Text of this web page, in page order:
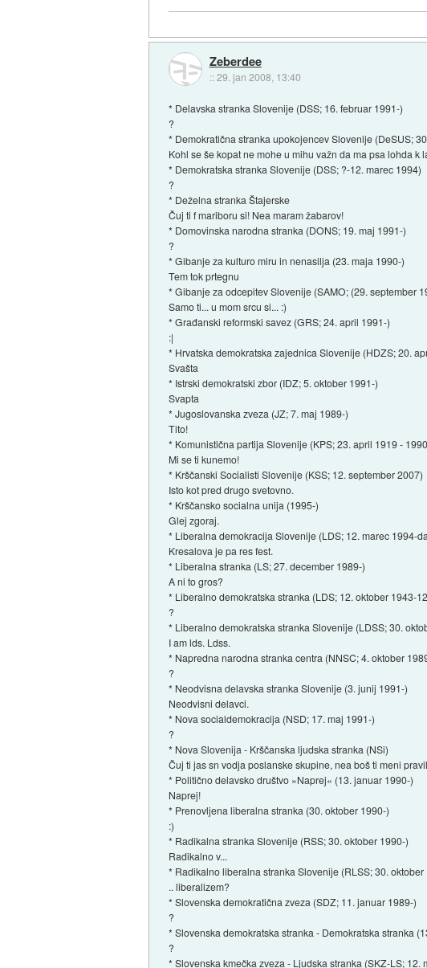
Zeberdee
::29. jan 2008, 13:40
* Delavska stranka Slovenije (DSS; 16. februar 1991-)
?
* Demokratična stranka upokojencev Slovenije (DeSUS;
Kohl se še kopat ne mohe u mihu važn da ma psa lohda k
* Demokratska stranka Slovenije (DSS; ?-12. marec 1994)
?
* Deželna stranka Štajerske
Čuj ti f mariboru si! Nea maram žabarov!
* Domovinska narodna stranka (DONS; 19. maj 1991-)
?
* Gibanje za kulturo miru in nenasilja (23. maja 1990-)
Tem tok prtegnu
* Gibanje za odcepitev Slovenije (SAMO; (29. september
Samo ti... u mom srcu si... :)
* Građanski reformski savez (GRS; 24. april 1991-)
:|
* Hrvatska demokratska zajednica Slovenije (HDZS; 20.
Svašta
* Istrski demokratski zbor (IDZ; 5. oktober 1991-)
Svapta
* Jugoslovanska zveza (JZ; 7. maj 1989-)
Tito!
* Komunistična partija Slovenije (KPS; 23. april 1919 -
Mi se ti kunemo!
* Krščanski Socialisti Slovenije (KSS; 12. september 2007)
Isto kot pred drugo svetovno.
* Krščansko socialna unija (1995-)
Glej zgoraj.
* Liberalna demokracija Slovenije (LDS; 12. marec 1994-
Kresalova je pa res fest.
* Liberalna stranka (LS; 27. december 1989-)
A ni to gros?
* Liberalno demokratska stranka (LDS; 12. oktober 1943-
?
* Liberalno demokratska stranka Slovenije (LDSS; 30.
I am lds. Ldss.
* Napredna narodna stranka centra (NNSC; 4. oktober
?
* Neodvisna delavska stranka Slovenije (3. junij 1991-)
Neodvisni delavci.
* Nova socialdemokracija (NSD; 17. maj 1991-)
?
* Nova Slovenija - Krščanska ljudska stranka (NSi)
Čuj ti jas sn vodja poslanske skupine, nea boš ti meni
* Politično delavsko društvo »Naprej« (13. januar 1990-)
Naprej!
* Prenovljena liberalna stranka (30. oktober 1990-)
:)
* Radikalna stranka Slovenije (RSS; 30. oktober 1990-)
Radikalno v...
* Radikalno liberalna stranka Slovenije (RLSS; 30. oktober
.. liberalizem?
* Slovenska demokratična zveza (SDZ; 11. januar 1989-)
?
* Slovenska demokratska stranka - Demokratska stranka
?
* Slovenska kmečka zveza - Ljudska stranka (SKZ-LS; 12.